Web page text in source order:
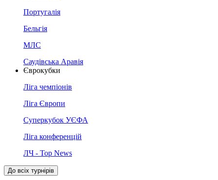
Португалія
Бельгія
МЛС
Саудівська Аравія
Єврокубки
Ліга чемпіонів
Ліга Європи
Суперкубок УЄФА
Ліга конференцій
ЛЧ - Top News
До всіх турнірів